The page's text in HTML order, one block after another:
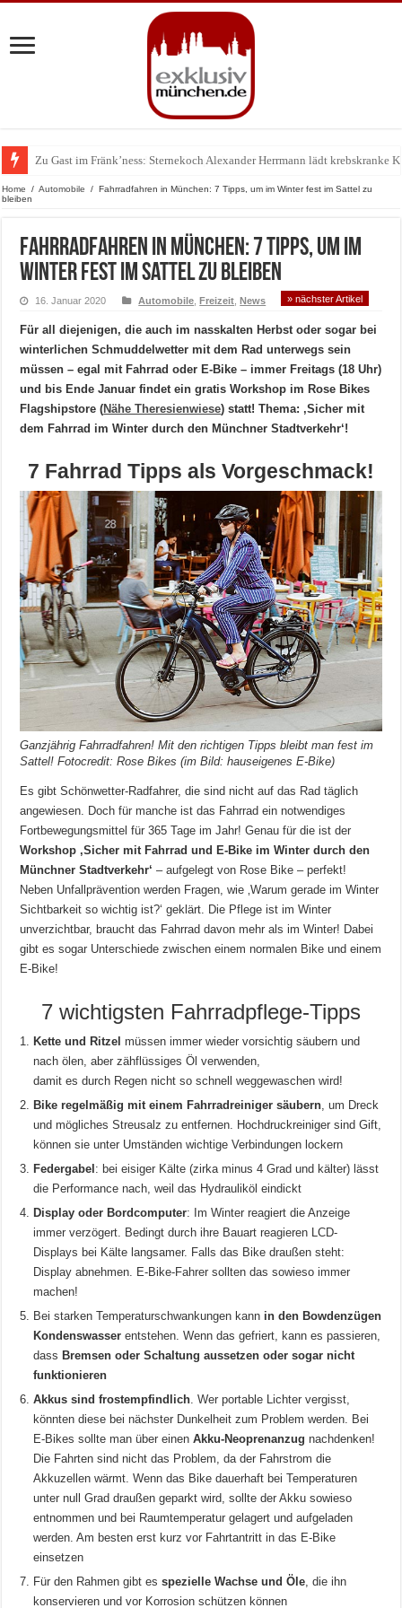
Zu Gast im Fränk’ness: Sternekoch Alexander Herrmann lädt krebskranke
Warum München gerade zum Treffpunkt der Lingerie-Branche wurde
Home / Automobile / Fahrradfahren in München: 7 Tipps, um im Winter fest im Sattel zu
bleiben
Fahrradfahren in München: 7 Tipps, um im
Winter fest im Sattel zu bleiben
16. Januar 2020 Automobile ,Freizeit ,News » nächster Artikel
Für all diejenigen, die auch im nasskalten Herbst oder sogar bei
winterlichen Schmuddelwetter mit dem Rad unterwegs sein
müssen – egal mit Fahrrad oder E-Bike – immer Freitags (18 Uhr)
und bis Ende Januar findet ein gratis Workshop im Rose Bikes
Flagshipstore (Nähe Theresienwiese) statt! Thema: ‚Sicher mit
dem Fahrrad im Winter durch den Münchner Stadtverkehr‘!
7 Fahrrad Tipps als Vorgeschmack!
Ganzjährig Fahrradfahren! Mit den richtigen Tipps bleibt man fest im
Sattel! Fotocredit: Rose Bikes (im Bild: hauseigenes E-Bike)
Es gibt Schönwetter-Radfahrer, die sind nicht auf das Rad täglich
angewiesen. Doch für manche ist das Fahrrad ein notwendiges
Fortbewegungsmittel für 365 Tage im Jahr! Genau für die ist der
Workshop ‚Sicher mit Fahrrad und E-Bike im Winter durch den
Münchner Stadtverkehr‘ – aufgelegt von Rose Bike – perfekt!
Neben Unfallprävention werden Fragen, wie ‚Warum gerade im Winter
Sichtbarkeit so wichtig ist?‘ geklärt. Die Pflege ist im Winter
unverzichtbar, braucht das Fahrrad davon mehr als im Winter! Dabei
gibt es sogar Unterschiede zwischen einem normalen Bike und einem
E-Bike!
7 wichtigsten Fahrradpflege-Tipps
Kette und Ritzel müssen immer wieder vorsichtig säubern und
nach ölen, aber zähflüssiges Öl verwenden,
damit es durch Regen nicht so schnell weggewaschen wird!
Bike regelmäßig mit einem Fahrradreiniger säubern , um Dreck
und mögliches Streusalz zu entfernen. Hochdruckreiniger sind Gift,
können sie unter Umständen wichtige Verbindungen lockern
Federgabel : bei eisiger Kälte (zirka minus 4 Grad und kälter) lässt
die Performance nach, weil das Hydrauliköl eindickt
Display oder Bordcomputer: Im Winter reagiert die Anzeige
immer verzögert. Bedingt durch ihre Bauart reagieren LCD-
Displays bei Kälte langsamer. Falls das Bike draußen steht:
Display abnehmen. E-Bike-Fahrer sollten das sowieso immer
machen!
Bei starken Temperaturschwankungen kann in den Bowdenzügen
Kondenswasser entstehen. Wenn das gefriert, kann es passieren,
dass Bremsen oder Schaltung aussetzen oder sogar nicht
funktionieren
Akkus sind frostempfindlich . Wer portable Lichter vergisst,
könnten diese bei nächster Dunkelheit zum Problem werden. Bei
E-Bikes sollte man über einen Akku-Neoprenanzug nachdenken!
Die Fahrten sind nicht das Problem, da der Fahrstrom die
Akkuzellen wärmt. Wenn das Bike dauerhaft bei Temperaturen
unter null Grad draußen geparkt wird, sollte der Akku sowieso
entnommen und bei Raumtemperatur gelagert und aufgeladen
werden. Am besten erst kurz vor Fahrtantritt in das E-Bike
einsetzen
Für den Rahmen gibt esspezielle Wachse und Öle , die ihn
konservieren und vor Korrosion schützen können